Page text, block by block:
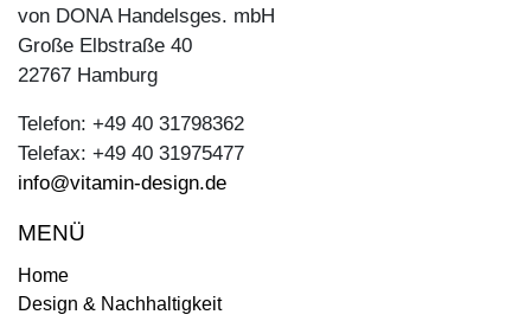
von DONA Handelsges. mbH
Große Elbstraße 40
22767 Hamburg
Telefon: +49 40 31798362
Telefax: +49 40 31975477
info@vitamin-design.de
MENÜ
Home
Design & Nachhaltigkeit